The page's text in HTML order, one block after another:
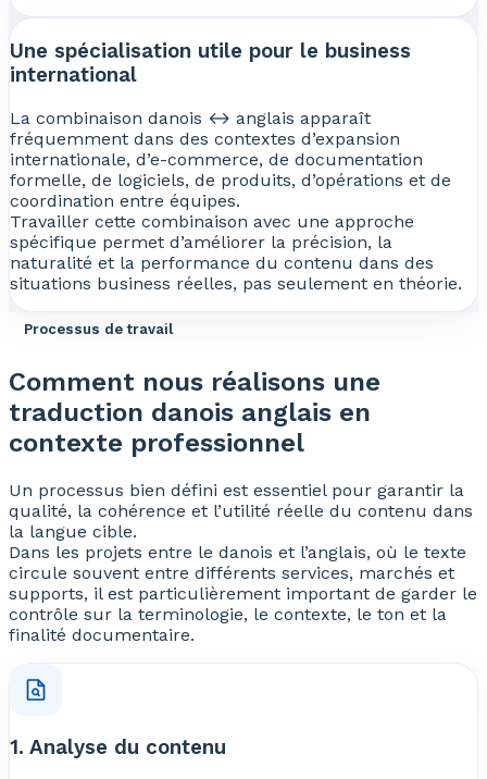
Une spécialisation utile pour le business
international
La combinaison danois ↔ anglais apparaît
fréquemment dans des contextes d’expansion
internationale, d’e-commerce, de documentation
formelle, de logiciels, de produits, d’opérations et de
coordination entre équipes.
Travailler cette combinaison avec une approche
spécifique permet d’améliorer la précision, la
naturalité et la performance du contenu dans des
situations business réelles, pas seulement en théorie.
Processus de travail
Comment nous réalisons une
traduction danois anglais en
contexte professionnel
Un processus bien défini est essentiel pour garantir la
qualité, la cohérence et l’utilité réelle du contenu dans
la langue cible.
Dans les projets entre le danois et l’anglais, où le texte
circule souvent entre différents services, marchés et
supports, il est particulièrement important de garder le
contrôle sur la terminologie, le contexte, le ton et la
finalité documentaire.
1. Analyse du contenu